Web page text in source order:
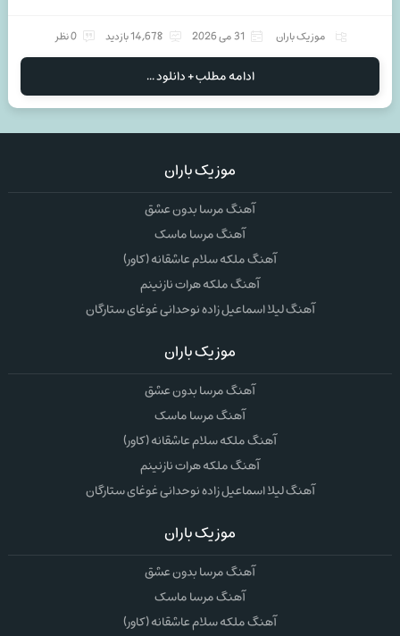
موزیک باران 31 می 2026 14,678 بازدید 0 نظر
ادامه مطلب + دانلود ...
موزیک باران
آهنگ مرسا بدون عشق
آهنگ مرسا ماسک
آهنگ ملکه سلام عاشقانه (کاور)
آهنگ ملکه هرات نازنینم
آهنگ لیلا اسماعیل زاده نوحدانی غوغای ستارگان
موزیک باران
آهنگ مرسا بدون عشق
آهنگ مرسا ماسک
آهنگ ملکه سلام عاشقانه (کاور)
آهنگ ملکه هرات نازنینم
آهنگ لیلا اسماعیل زاده نوحدانی غوغای ستارگان
موزیک باران
آهنگ مرسا بدون عشق
آهنگ مرسا ماسک
آهنگ ملکه سلام عاشقانه (کاور)